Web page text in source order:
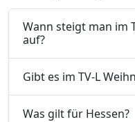
Wann steigt man im
auf?
Gibt es im TV-L
Was gilt für Hessen?